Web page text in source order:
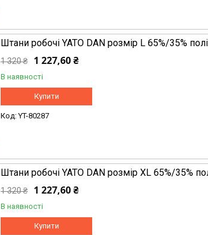
Штани робочі YATO DAN розмір L 65%/35%
1 320 ₴ 1 227,60 ₴
В наявності
Купити
YT-80287
Штани робочі YATO DAN розмір XL 65%/35%
1 320 ₴ 1 227,60 ₴
В наявності
Купити